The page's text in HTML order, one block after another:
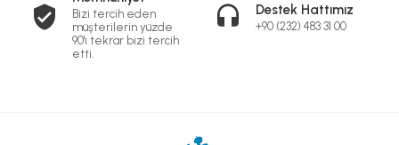
Bizi tercih eden
müşterilerin yüzde
90'ı tekrar bizi tercih
etti.
Destek Hattımız
+90 (232) 483 31 00